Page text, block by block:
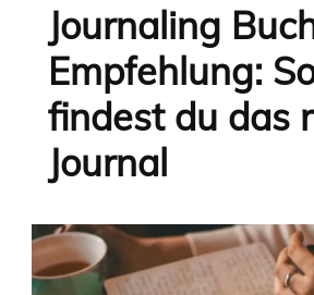
Journaling
Empfehlung:
findest du das
Journal